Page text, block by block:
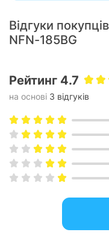
суворо
підтверджено
Відгуки
NFN-185BG
Рейтинг 4.7
на основі 3 відгуків